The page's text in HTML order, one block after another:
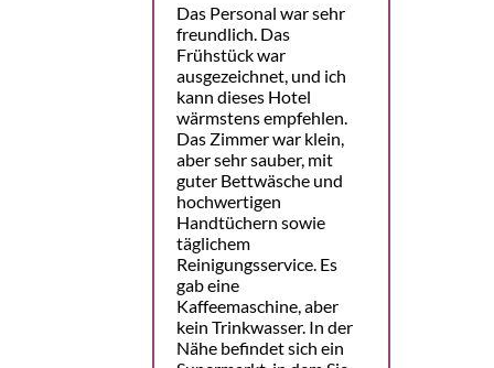
Das Personal war sehr
freundlich. Das
Frühstück war
ausgezeichnet, und ich
kann dieses Hotel
wärmstens empfehlen.
Das Zimmer war klein,
aber sehr sauber, mit
guter Bettwäsche und
hochwertigen
Handtüchern sowie
täglichem
Reinigungsservice. Es
gab eine
Kaffeemaschine, aber
kein Trinkwasser. In der
Nähe befindet sich ein